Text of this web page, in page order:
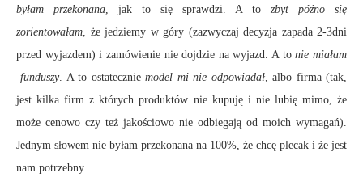
byłam przekonana, jak to się sprawdzi. A to zbyt późno się
zorientowałam, że jedziemy w góry (zazwyczaj decyzja zapada 2-3dni
przed wyjazdem) i zamówienie nie dojdzie na wyjazd. A tonie miałam
funduszy. A to ostateczniemodel mi nie odpowiadał, albo firma (tak,
jest kilka firm z których produktów nie kupuję i nie lubię mimo, że
może cenowo czy też jakościowo nie odbiegają od moich wymagań).
Jednym słowem nie byłam przekonana na 100%, że chcę plecak i że jest
nam potrzebny.